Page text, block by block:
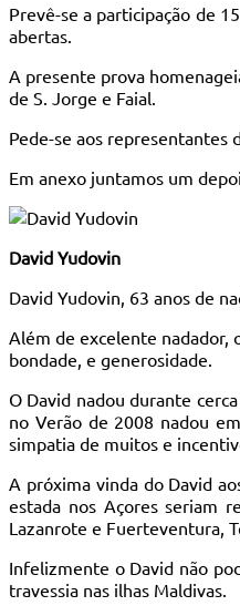
Prevê-se a participação de
abertas.
A presente prova
de S. Jorge e Faial.
Pede-se aos representantes
Em anexo juntamos um
David Yudovin
David Yudovin, 63 anos de
Além de excelente nadador,
bondade, e generosidade.
O David nadou durante
no Verão de 2008 nadou
simpatia de muitos e
A próxima vinda do David
estada nos Açores seriam
Lazanrote e Fuerteventura,
Infelizmente o David não
travessia nas ilhas Maldivas.